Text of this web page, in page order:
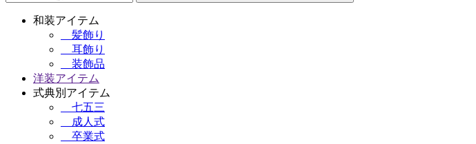
和装アイテム
髪飾り
耳飾り
装飾品
洋装アイテム
式典別アイテム
七五三
成人式
卒業式